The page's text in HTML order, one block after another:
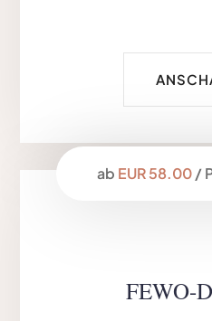
ab EUR 58.00/
FEWO-